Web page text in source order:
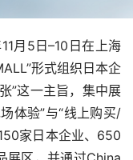
月5日–10日在上海
形式组织日本企
”这一主旨，集中展
体验”与“线上购买/
家日本企业、650